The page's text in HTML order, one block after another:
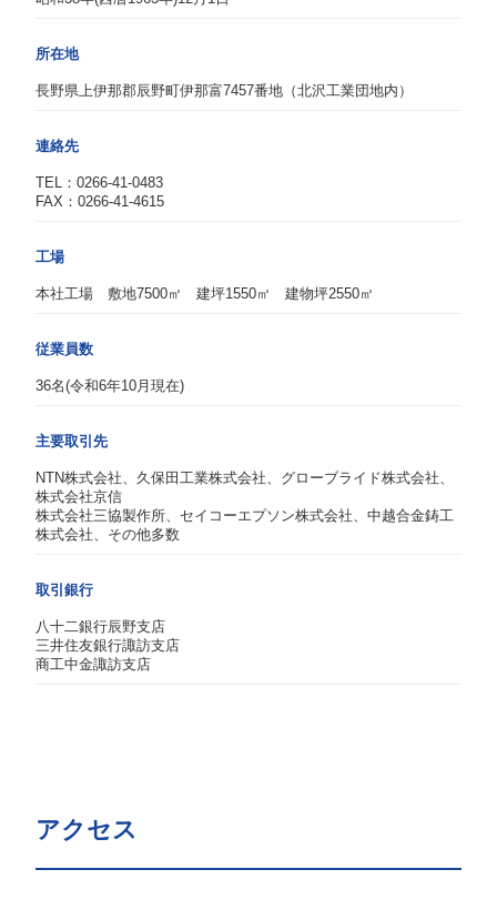
所在地
長野県上伊那郡辰野町伊那富7457番地（北沢工業団地内）
連絡先
TEL：0266-41-0483
FAX：0266-41-4615
工場
本社工場 敷地7500㎡ 建坪1550㎡ 建物坪2550㎡
従業員数
36名(令和6年10月現在)
主要取引先
NTN株式会社、久保田工業株式会社、グローブライド株式会社、
株式会社京信
株式会社三協製作所、セイコーエプソン株式会社、中越合金鋳工
株式会社、その他多数
取引銀行
八十二銀行辰野支店
三井住友銀行諏訪支店
商工中金諏訪支店
アクセス